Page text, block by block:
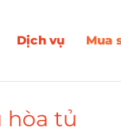
Dịch vụ Mua
hòa tủ